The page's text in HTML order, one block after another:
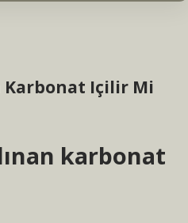
Karbonat Içilir Mi
karbonat